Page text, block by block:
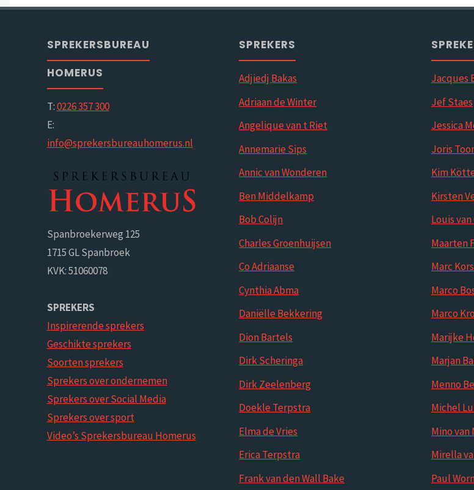
SPREKERSBUREAU
HOMERUS
T:0226 357 300
E:
info@sprekersbureauhomerus.nl
Spanbroekerweg 125
1715 GL Spanbroek
KVK: 51060078
SPREKERS
Inspirerende sprekers
Geschikte sprekers
Soorten sprekers
Sprekers over ondernemen
Sprekers over Social Media
Sprekers over sport
Video’s Sprekersbureau Homerus
SPREKERS
Adjiedj Bakas
Adriaan de Winter
Angelique van t Riet
Annemarie Sips
Annic van Wonderen
Ben Middelkamp
Bob Colijn
Charles Groenhuijsen
Co Adriaanse
Cynthia Abma
Daniëlle Bekkering
Dion Bartels
Dirk Scheringa
Dirk Zeelenberg
Doekle Terpstra
Elma de Vries
Erica Terpstra
Frank van den Wall Bake
Jacques
Jef Staes
Jessica
Joris
Kim
Kirsten
Louis van
Maarten
Marc
Marco
Marco
Marijke
Marjan
Menno
Michel
Mino van
Mirella
Paul